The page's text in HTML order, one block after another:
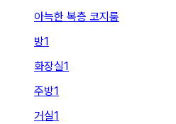
아늑한 복층 코지룸
방1
화장실1
주방1
거실1